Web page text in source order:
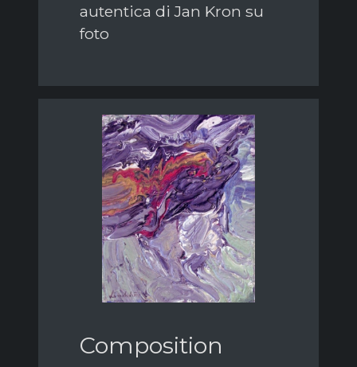
autentica di Jan Kron su
foto
Composition